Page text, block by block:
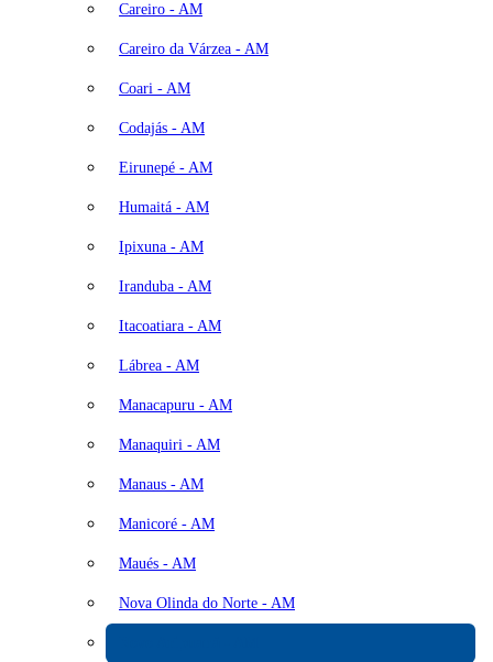
Careiro - AM
Careiro da Várzea - AM
Coari - AM
Codajás - AM
Eirunepé - AM
Humaitá - AM
Ipixuna - AM
Iranduba - AM
Itacoatiara - AM
Lábrea - AM
Manacapuru - AM
Manaquiri - AM
Manaus - AM
Manicoré - AM
Maués - AM
Nova Olinda do Norte - AM